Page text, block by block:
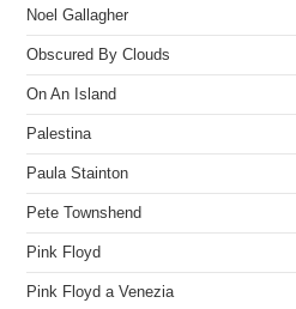
Noel Gallagher
Obscured By Clouds
On An Island
Palestina
Paula Stainton
Pete Townshend
Pink Floyd
Pink Floyd a Venezia